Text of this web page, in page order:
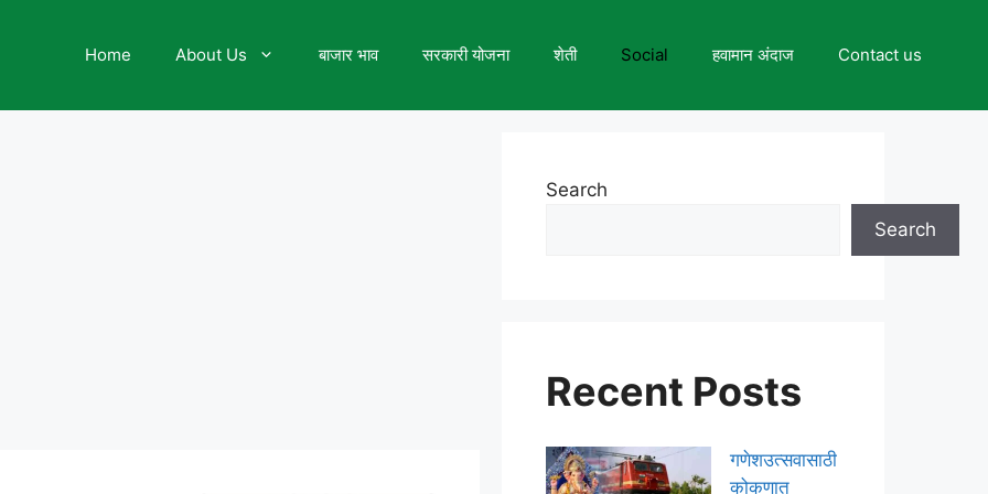
Home About Us बाजार भाव सरकारी योजना शेती Social हवामान अंदाज Contact us
Search
Search
Recent Posts
गणेशउत्सवासाठी
कोकणात